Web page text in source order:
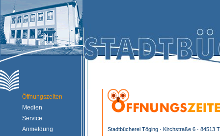
Öffnungszeiten
Medien
Service
Anmeldung
Stadtbücherei Töging · Kirchstraße 6 · 84513